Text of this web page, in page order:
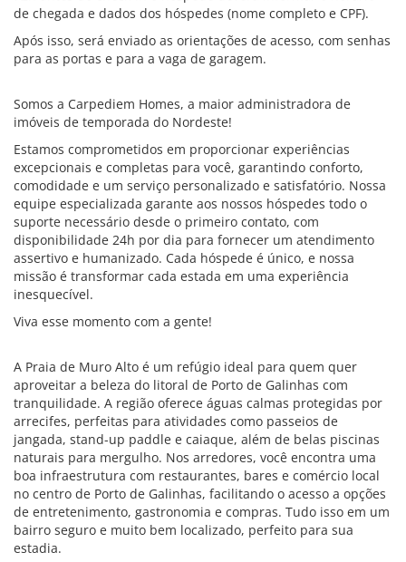
de chegada e dados dos hóspedes (nome completo e CPF).
Após isso, será enviado as orientações de acesso, com senhas
para as portas e para a vaga de garagem.
Somos a Carpediem Homes, a maior administradora de
imóveis de temporada do Nordeste!
Estamos comprometidos em proporcionar experiências
excepcionais e completas para você, garantindo conforto,
comodidade e um serviço personalizado e satisfatório. Nossa
equipe especializada garante aos nossos hóspedes todo o
suporte necessário desde o primeiro contato, com
disponibilidade 24h por dia para fornecer um atendimento
assertivo e humanizado. Cada hóspede é único, e nossa
missão é transformar cada estada em uma experiência
inesquecível.
Viva esse momento com a gente!
A Praia de Muro Alto é um refúgio ideal para quem quer
aproveitar a beleza do litoral de Porto de Galinhas com
tranquilidade. A região oferece águas calmas protegidas por
arrecifes, perfeitas para atividades como passeios de
jangada, stand-up paddle e caiaque, além de belas piscinas
naturais para mergulho. Nos arredores, você encontra uma
boa infraestrutura com restaurantes, bares e comércio local
no centro de Porto de Galinhas, facilitando o acesso a opções
de entretenimento, gastronomia e compras. Tudo isso em um
bairro seguro e muito bem localizado, perfeito para sua
estadia.